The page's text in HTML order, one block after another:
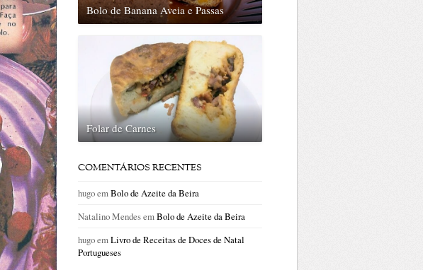
Bolo de Banana Aveia e Passas
Folar de Carnes
COMENTÁRIOS RECENTES
hugoemBolo de Azeite da Beira
Natalino MendesemBolo de Azeite da Beira
hugoemLivro de Receitas de Doces de Natal
Portugueses